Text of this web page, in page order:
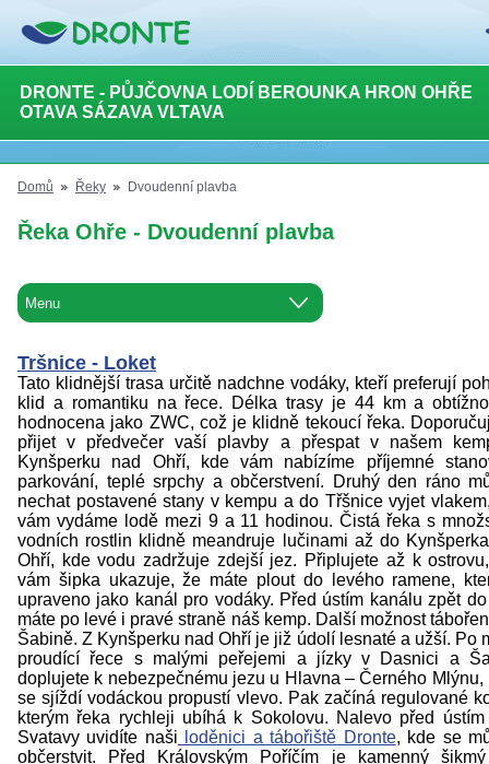
DRONTE - PŮJČOVNA LODÍ BEROUNKA HRON OHŘE
OTAVA SÁZAVA VLTAVA
Domů Řeky Dvoudenní plavba
Řeka Ohře - Dvoudenní plavba
Tršnice - Loket
Tato klidnější trasa určitě nadchne vodáky, kteří preferují
klid a romantiku na řece. Délka trasy je 44 km a
hodnocena jako ZWC, což je klidně tekoucí řeka.
přijet v předvečer vaší plavby a přespat v našem
Kynšperku nad Ohří, kde vám nabízíme příjemné
parkování, teplé srpchy a občerstvení. Druhý den ráno
nechat postavené stany v kempu a do Třšnice vyjet
vám vydáme lodě mezi 9 a 11 hodinou. Čistá řeka s
vodních rostlin klidně meandruje lučinami až do
Ohří, kde vodu zadržuje zdejší jez. Připlujete až k
vám šipka ukazuje, že máte plout do levého ramene,
upraveno jako kanál pro vodáky. Před ústím kanálu zpět
máte po levé i pravé straně náš kemp. Další možnost
Šabině. Z Kynšperku nad Ohří je již údolí lesnaté a užší. Po
proudící řece s malými peřejemi a jízky v Dasnici a
doplujete k nebezpečnému jezu u Hlavna – Černého Mlýnu,
se sjíždí vodáckou propustí vlevo. Pak začíná regulované
kterým řeka rychleji ubíhá k Sokolovu. Nalevo před ústím
Svatavy uvidíte naši loděnici a tábořiště Dronte, kde se
občerstvit. Před Královským Poříčím je kamenný